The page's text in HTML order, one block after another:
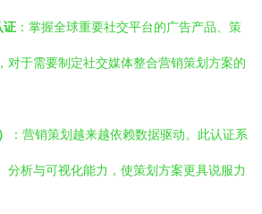
证 ：掌握全球重要社交平台的广告产品、策
对于需要制定社交媒体整合营销策划方案的
：营销策划越来越依赖数据驱动。此认证系
分析与可视化能力，使策划方案更具说服力